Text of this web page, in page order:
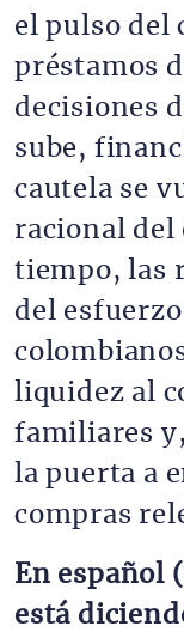
el pulso del
préstamos
decisiones
sube,
cautela se
racional del
tiempo, las
del
liquidez al
familiares
la puerta a
compras
En español
está